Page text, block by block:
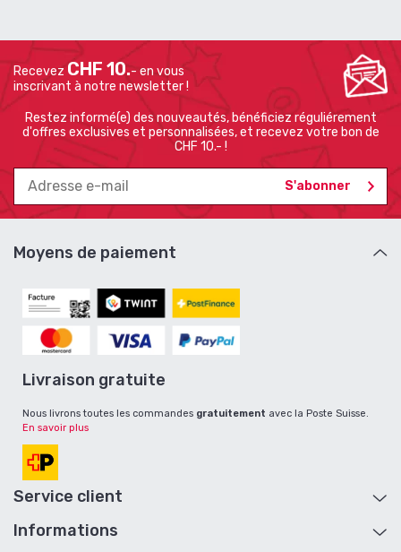
RecevezCHF 10.- en vous
inscrivant à notre newsletter !
Restez informé(e) des nouveautés, bénéficiez réguliérement
d'offres exclusives et personnalisées, et recevez votre bon de
CHF 10.- !
Moyens de paiement
Livraison gratuite
Nous livrons toutes les commandes gratuitement avec la Poste Suisse.
En savoir plus
Service client
Aide et contact
Informations